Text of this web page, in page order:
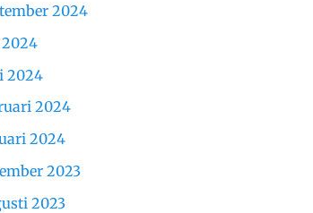
2024
2024
2024
2024
2023
2023